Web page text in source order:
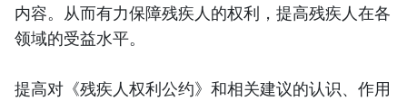
内容。从而有力保障残疾人的权利，提高残疾人在各
领域的受益水平。
提高对《残疾人权利公约》和相关建议的认识、作用